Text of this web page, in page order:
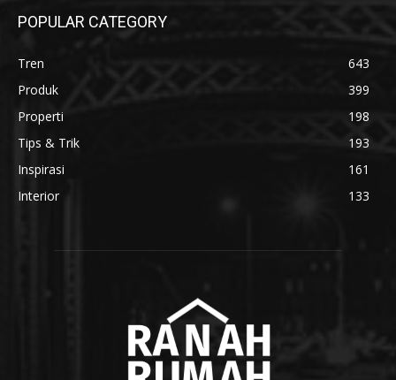
POPULAR CATEGORY
Tren
643
Produk
399
Properti
198
Tips & Trik
193
Inspirasi
161
Interior
133